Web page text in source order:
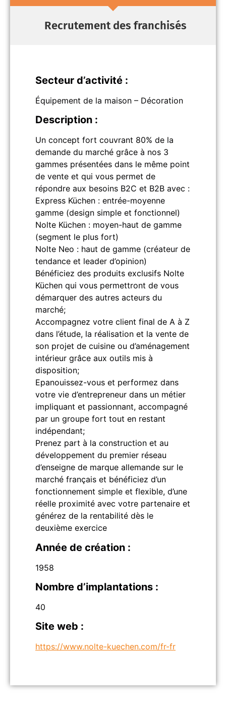
Recrutement des franchisés
Secteur d’activité :
Équipement de la maison – Décoration
Description :
Un concept fort couvrant 80% de la
demande du marché grâce à nos 3
gammes présentées dans le même point
de vente et qui vous permet de
répondre aux besoins B2C et B2B avec :
Express Küchen : entrée-moyenne
gamme (design simple et fonctionnel)
Nolte Küchen : moyen-haut de gamme
(segment le plus fort)
Nolte Neo : haut de gamme (créateur de
tendance et leader d’opinion)
Bénéficiez des produits exclusifs Nolte
Küchen qui vous permettront de vous
démarquer des autres acteurs du
marché;
Accompagnez votre client final de A à Z
dans l’étude, la réalisation et la vente de
son projet de cuisine ou d’aménagement
intérieur grâce aux outils mis à
disposition;
Epanouissez-vous et performez dans
votre vie d’entrepreneur dans un métier
impliquant et passionnant, accompagné
par un groupe fort tout en restant
indépendant;
Prenez part à la construction et au
développement du premier réseau
d’enseigne de marque allemande sur le
marché français et bénéficiez d’un
fonctionnement simple et flexible, d’une
réelle proximité avec votre partenaire et
générez de la rentabilité dès le
deuxième exercice
Année de création :
1958
Nombre d’implantations :
40
Site web :
https://www.nolte-kuechen.com/fr-fr